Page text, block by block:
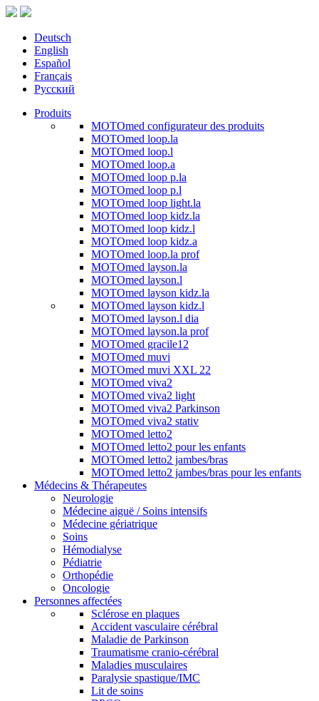
Deutsch
English
Español
Français
Русский
Produits
MOTOmed configurateur des produits
MOTOmed loop.la
MOTOmed loop.l
MOTOmed loop.a
MOTOmed loop p.la
MOTOmed loop p.l
MOTOmed loop light.la
MOTOmed loop kidz.la
MOTOmed loop kidz.l
MOTOmed loop kidz.a
MOTOmed loop.la prof
MOTOmed layson.la
MOTOmed layson.l
MOTOmed layson kidz.la
MOTOmed layson kidz.l
MOTOmed layson.l dia
MOTOmed layson.la prof
MOTOmed gracile12
MOTOmed muvi
MOTOmed muvi XXL 22
MOTOmed viva2
MOTOmed viva2 light
MOTOmed viva2 Parkinson
MOTOmed viva2 stativ
MOTOmed letto2
MOTOmed letto2 pour les enfants
MOTOmed letto2 jambes/bras
MOTOmed letto2 jambes/bras pour les enfants
Médecins & Thérapeutes
Neurologie
Médecine aiguë / Soins intensifs
Médecine gériatrique
Soins
Hémodialyse
Pédiatrie
Orthopédie
Oncologie
Personnes affectées
Sclérose en plaques
Accident vasculaire cérébral
Maladie de Parkinson
Traumatisme cranio-cérébral
Maladies musculaires
Paralysie spastique/IMC
Lit de soins